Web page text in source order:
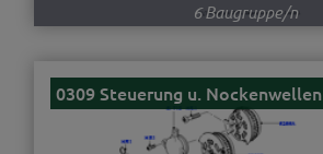
6 Baugruppe/n
0309 Steuerung u. Nockenwellen